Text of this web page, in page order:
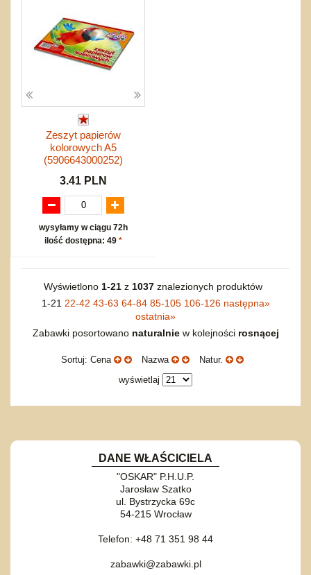
Zeszyt papierów
kolorowych A5
(5906643000252)
3.41 PLN
wysyłamy w ciągu 72h
ilość dostępna: 49 *
Wyświetlono 1-21z 1037znalezionych produktów
1-21 22-42 43-63 64-84 85-105 106-126 następna»
ostatnia»
Zabawki posortowano naturalniew kolejności rosnącej
Sortuj: Cena Nazwa
Natur.
wyświetlaj
DANE WŁAŚCICIELA
"OSKAR" P.H.U.P.
Jarosław Szatko
ul. Bystrzycka 69c
54-215 Wrocław
Telefon: +48 71 351 98 44
zabawki@zabawki.pl